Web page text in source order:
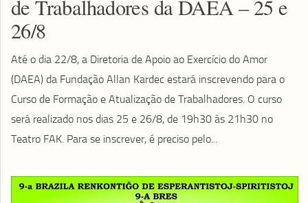
de Trabalhadores da DAEA – 25 e
26/8
Até o dia 22/8, a Diretoria de Apoio ao Exercício do Amor
(DAEA) da Fundação Allan Kardec estará inscrevendo para o
Curso de Formação e Atualização de Trabalhadores. O curso
será realizado nos dias 25 e 26/8, de 19h30 às 21h30 no
Teatro FAK. Para se inscrever, é preciso pelo...